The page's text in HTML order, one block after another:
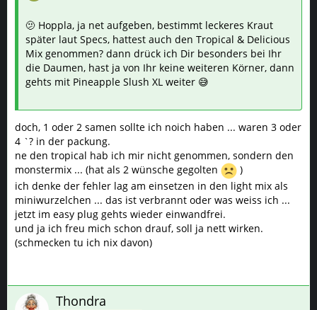
🫤 Hoppla, ja net aufgeben, bestimmt leckeres Kraut
später laut Specs, hattest auch den Tropical & Delicious
Mix genommen? dann drück ich Dir besonders bei Ihr
die Daumen, hast ja von Ihr keine weiteren Körner, dann
gehts mit Pineapple Slush XL weiter 😅
doch, 1 oder 2 samen sollte ich noich haben ... waren 3 oder
4 `? in der packung.
ne den tropical hab ich mir nicht genommen, sondern den
monstermix ... (hat als 2 wünsche gegolten
)
ich denke der fehler lag am einsetzen in den light mix als
miniwurzelchen ... das ist verbrannt oder was weiss ich ...
jetzt im easy plug gehts wieder einwandfrei.
und ja ich freu mich schon drauf, soll ja nett wirken.
(schmecken tu ich nix davon)
Thondra